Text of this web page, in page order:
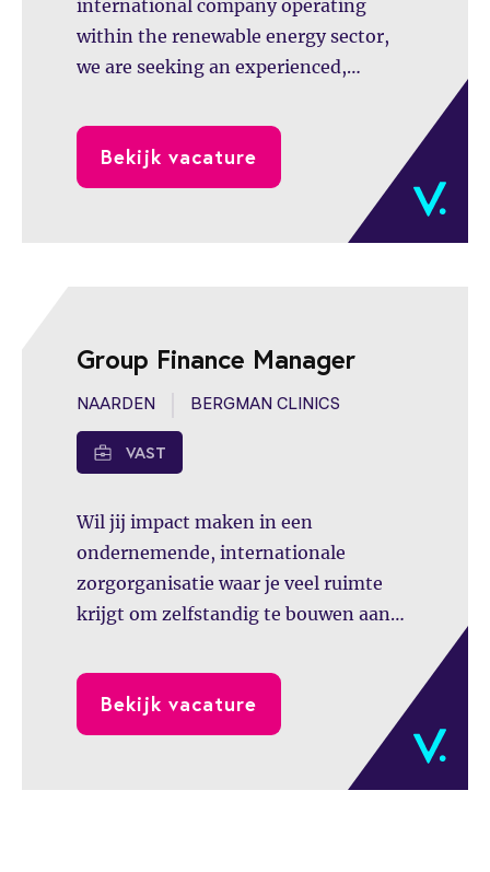
international company operating
within the renewable energy sector,
we are seeking an experienced,
Chief Financial Officer (CFO).
Bekijk vacature
Group Finance Manager
NAARDEN BERGMAN CLINICS
VAST
Wil jij impact maken in een
ondernemende, internationale
zorgorganisatie waar je veel ruimte
krijgt om zelfstandig te bouwen aan
Manager bij Bergman Clinics
combineer je hoogwaardige
accounting en reporting met
internationale samenwerking en
Bekijk vacature